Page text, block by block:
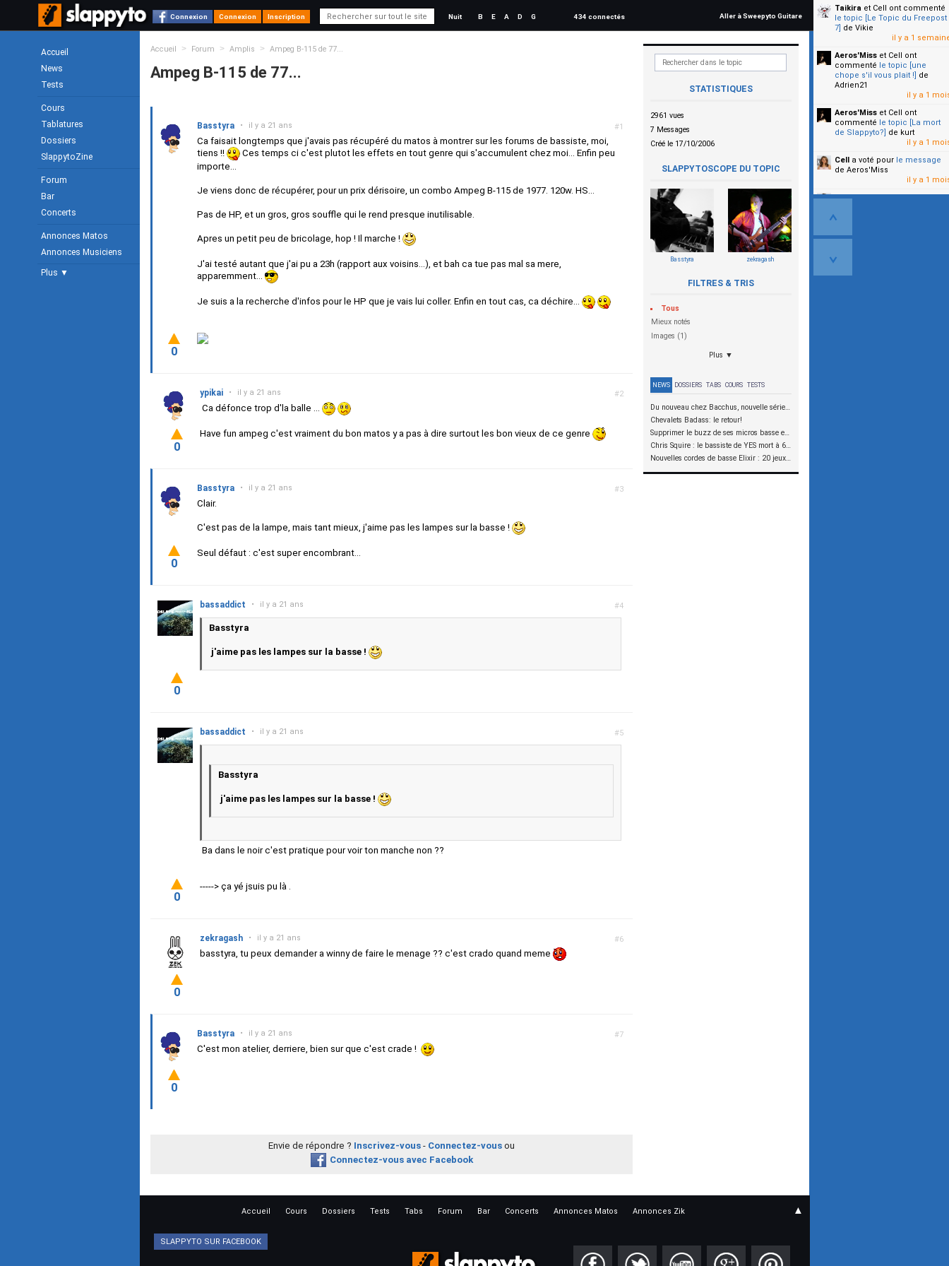
Connexion Connexion Inscription Nuit B E A D G 434 connectés Aller à Sweepyto Guitare
Accueil
News
Tests
Cours
Tablatures
Dossiers
SlappytoZine
Forum
Bar
Concerts
Annonces Matos
Annonces Musiciens
Plus ▼
Accueil > Forum > Amplis > Ampeg B-115 de 77...
Ampeg B-115 de 77...
STATISTIQUES
2961 vues
7 Messages
Créé le 17/10/2006
SLAPPYTOSCOPE DU TOPIC
Basstyra zekragash
FILTRES & TRIS
Tous
Mieux notés
Images (1)
Plus ▼
NEWS DOSSIERS TABS COURS TESTS
Du nouveau chez Bacchus, nouvelle série SCD
Chevalets Badass: le retour!
Supprimer le buzz de ses micros basse en reliant les aimants à la masse
Chris Squire : le bassiste de YES mort à 67 ans
Nouvelles cordes de basse Elixir : 20 jeux à tester !
#1
Basstyra • il y a 21 ans
Ca faisait longtemps que j'avais pas récupéré du matos à montrer sur les forums de bassiste, moi,
tiens !!
Ces temps ci c'est plutot les effets en tout genre qui s'accumulent chez moi... Enfin peu
importe...
Je viens donc de récupérer, pour un prix dérisoire, un combo Ampeg B-115 de 1977. 120w. HS...
Pas de HP, et un gros, gros souffle qui le rend presque inutilisable.
Apres un petit peu de bricolage, hop ! Il marche !
J'ai testé autant que j'ai pu a 23h (rapport aux voisins...), et bah ca tue pas mal sa mere,
apparemment...
Je suis a la recherche d'infos pour le HP que je vais lui coller. Enfin en tout cas, ca déchire...
0
#2
ypikai • il y a 21 ans
Ca défonce trop d'la balle ...
Have fun ampeg c'est vraiment du bon matos y a pas à dire surtout les bon vieux de ce genre
0
#3
Basstyra • il y a 21 ans
Clair.
C'est pas de la lampe, mais tant mieux, j'aime pas les lampes sur la basse !
Seul défaut : c'est super encombrant...
0
#4
bassaddict • il y a 21 ans
Basstyra
j'aime pas les lampes sur la basse !
0
#5
bassaddict • il y a 21 ans
Basstyra
j'aime pas les lampes sur la basse !
Ba dans le noir c'est pratique pour voir ton manche non ??
-----> ça yé jsuis pu là .
0
#6
zekragash • il y a 21 ans
basstyra, tu peux demander a winny de faire le menage ?? c'est crado quand meme
0
#7
Basstyra • il y a 21 ans
C'est mon atelier, derriere, bien sur que c'est crade !
0
Envie de répondre ? Inscrivez-vous - Connectez-vous ou
Connectez-vous avec Facebook
Taikira et Cell ont commenté
le topic [Le Topic du Freepost
7] de Vikie
il y a 1
Aeros'Miss et Cell ont
commenté le topic [une
chope s'il vous plait !] de
Adrien21
il y a 1
Aeros'Miss et Cell ont
commenté le topic [La mort
de Slappyto?] de kurt
il y a 1
Cell a voté pour le message
de Aeros'Miss
il y a 1
Cella voté pourle message
Accueil Cours Dossiers Tests Tabs Forum Bar Concerts Annonces Matos Annonces Zik ▲
SLAPPYTO SUR FACEBOOK